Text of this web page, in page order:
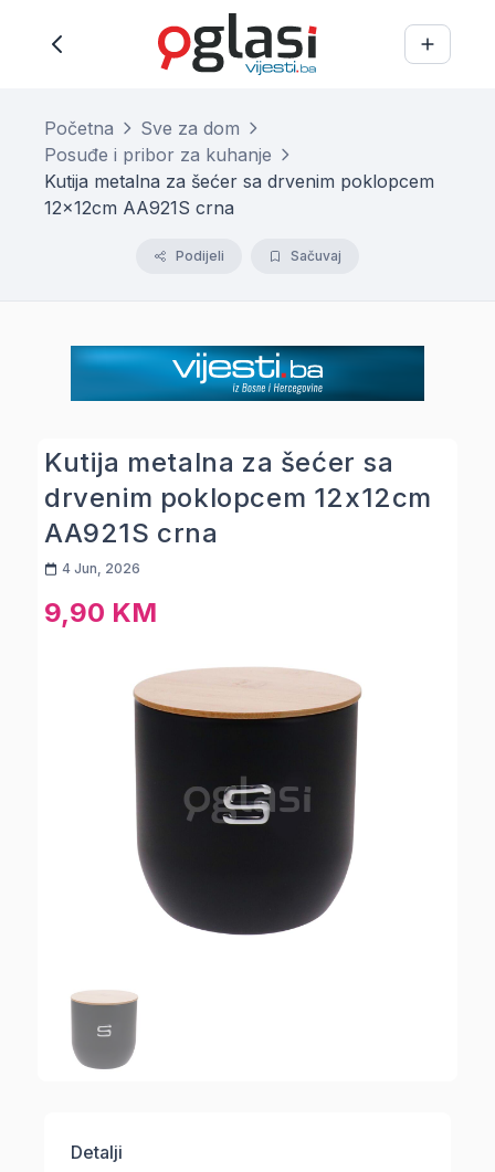
Početna
Sve za dom
Posuđe i pribor za kuhanje
Kutija metalna za šećer sa drvenim poklopcem
12x12cm AA921S crna
Podijeli Sačuvaj
Kutija metalna za šećer sa
drvenim poklopcem 12x12cm
AA921S crna
4 Jun, 2026
9,90 KM
Detalji